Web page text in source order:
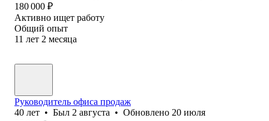
180 000 ₽
Активно ищет работу
Общий опыт
11 лет 2 месяца
Руководитель офиса продаж
40 лет • Был 2 августа • Обновлено 20 июля